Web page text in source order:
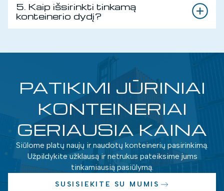
5. Kaip išsirinkti tinkamą
konteinerio dydį?
PATIKIMI JŪRINIAI
KONTEINERIAI
GERIAUSIA KAINA
Siūlome platų naujų ir naudotų konteinerių pasirinkimą.
Užpildykite užklausą ir netrukus pateiksime jums
tinkamiausią pasiūlymą.
SUSISIEKITE SU MUMIS